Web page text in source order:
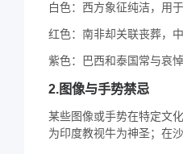
白色：西方象征纯洁，用
红色：南非却关联丧葬，
紫色：巴西和泰国常与哀
2.图像与手势禁忌
某些图像或手势在特定文
为印度教视牛为神圣；在